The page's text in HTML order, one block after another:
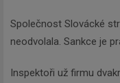
Společnost Slovácké
neodvolala. Sankce je
Inspektoři už firmu